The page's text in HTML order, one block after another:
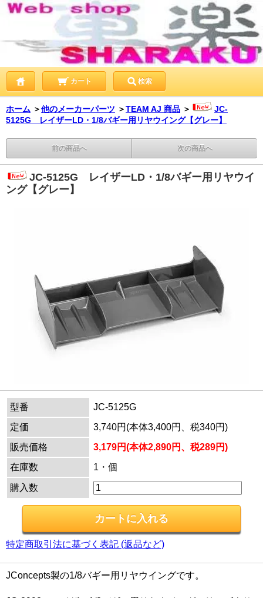
カート 検索
ホーム ＞他のメーカーパーツ ＞TEAM AJ 商品 ＞
JC-
5125G レイザーLD・1/8バギー用リヤウイング【グレー】
前の商品へ 次の商品へ
JC-5125G レイザーLD・1/8バギー用リヤウイ
ング【グレー】
型番
JC-5125G
定価
3,740円(本体3,400円、税340円)
販売価格
3,179円(本体2,890円、税289円)
在庫数
1・個
購入数
特定商取引法に基づく表記 (返品など)
JConcepts製の1/8バギー用リヤウイングです。